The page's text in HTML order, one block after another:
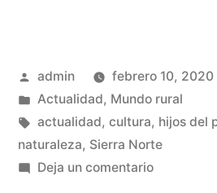
2.019
en
la
Sierra
Publicado
por
admin
febrero 10, 2020
Publicado
en
Actualidad, Mundo rural
Etiquetas:
actualidad, cultura, hijos del
naturaleza, Sierra Norte
Deja un comentarioen